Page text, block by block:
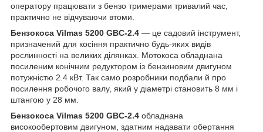
оператору працювати з бензо тримерами тривалий час,
практично не відчуваючи втоми.
Бензокоса Vilmas 5200 GBC-2.4 — це садовий інструмент,
призначений для косіння практично будь-яких видів
рослинності на великих ділянках. Мотокоса обладнана
посиленим конічним редуктором із бензиновим двигуном
потужністю 2.4 кВт. Так само розробники подбали й про
посилення робочого валу, який у діаметрі становить 8 мм і
штангою у 28 мм.
Бензокоса Vilmas 5200 GBC-2.4 обладнана
високообертовим двигуном, здатним надавати обертання